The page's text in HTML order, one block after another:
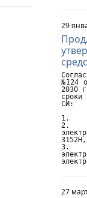
29
№124
2030
сроки
СИ:
1.	Микроомметры MI 3252,
2.	Измерители параметров
3152H,
3.	Измерители параметров
27